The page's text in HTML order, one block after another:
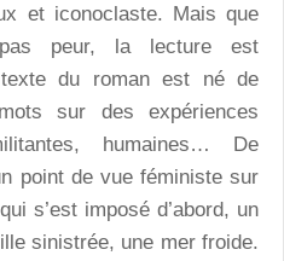
et iconoclaste. Mais que
peur, la lecture est
du roman est né de
sur des expériences
humaines… De
point de vue féministe sur
s’est imposé d’abord, un
sinistrée, une mer froide.